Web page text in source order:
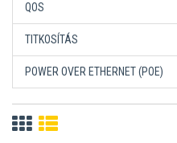
QOS
TITKOSÍTÁS
POWER OVER ETHERNET (POE)